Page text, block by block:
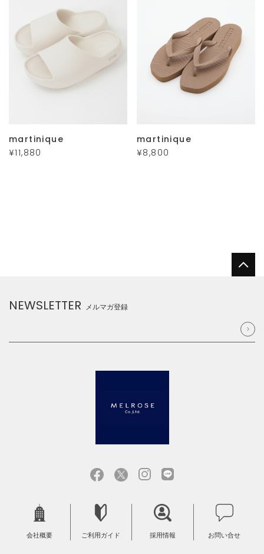
martinique
¥11,880
martinique
¥8,800
NEWSLETTER メルマガ登録
会社概要 ご利用ガイド 採用情報 お問い合せ